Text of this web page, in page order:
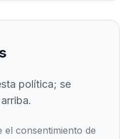
política; se
el consentimiento de